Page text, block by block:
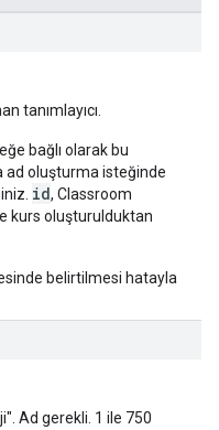
tanımlayıcı.
bağlı olarak bu
ad oluşturma isteğinde
id, Classroom
kurs oluşturulduktan
belirtilmesi hatayla
Ad gerekli. 1 ile 750